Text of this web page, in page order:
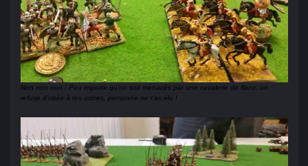
Non non non ! Peu importe qu'on soit menacés par une cavalerie de flanc, on
refuse d'obéir à tes ordres, personne ne t'as élu !